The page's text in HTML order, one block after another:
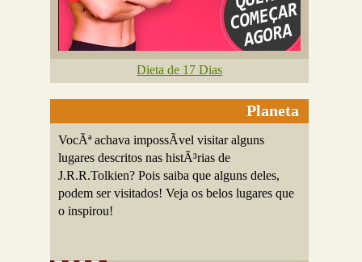
Dieta de 17 Dias
Planeta
VocÃª achava impossÃ­vel visitar alguns
lugares descritos nas histÃ³rias de
J.R.R.Tolkien? Pois saiba que alguns deles,
podem ser visitados! Veja os belos lugares que
o inspirou!